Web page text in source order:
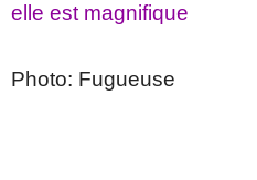
elle est magnifique
Photo: Fugueuse